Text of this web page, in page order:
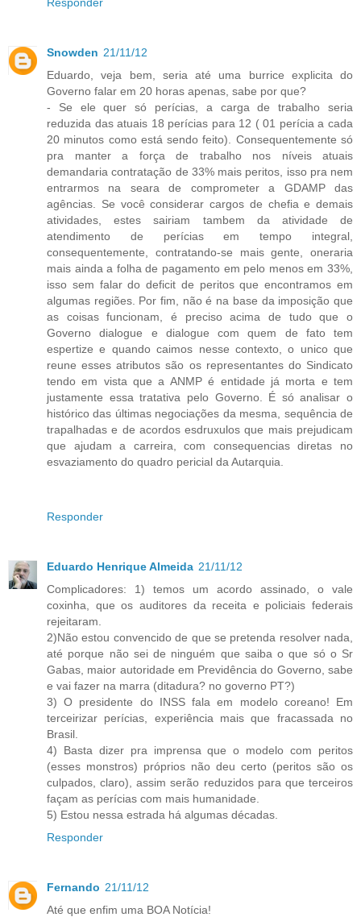
Snowden 21/11/12
Eduardo, veja bem, seria até uma burrice explicita do
Governo falar em 20 horas apenas, sabe por que?
- Se ele quer só perícias, a carga de trabalho seria
reduzida das atuais 18 perícias para 12 ( 01 perícia a cada
20 minutos como está sendo feito). Consequentemente só
pra manter a força de trabalho nos níveis atuais
demandaria contratação de 33% mais peritos, isso pra nem
entrarmos na seara de comprometer a GDAMP das
agências. Se você considerar cargos de chefia e demais
atividades, estes sairiam tambem da atividade de
atendimento de perícias em tempo integral,
consequentemente, contratando-se mais gente, oneraria
mais ainda a folha de pagamento em pelo menos em 33%,
isso sem falar do deficit de peritos que encontramos em
algumas regiões. Por fim, não é na base da imposição que
as coisas funcionam, é preciso acima de tudo que o
Governo dialogue e dialogue com quem de fato tem
espertize e quando caimos nesse contexto, o unico que
reune esses atributos são os representantes do Sindicato
tendo em vista que a ANMP é entidade já morta e tem
justamente essa tratativa pelo Governo. É só analisar o
histórico das últimas negociações da mesma, sequência de
trapalhadas e de acordos esdruxulos que mais prejudicam
que ajudam a carreira, com consequencias diretas no
esvaziamento do quadro pericial da Autarquia.
Responder
Eduardo Henrique Almeida 21/11/12
Complicadores: 1) temos um acordo assinado, o vale
coxinha, que os auditores da receita e policiais federais
rejeitaram.
2)Não estou convencido de que se pretenda resolver nada,
até porque não sei de ninguém que saiba o que só o Sr
Gabas, maior autoridade em Previdência do Governo, sabe
e vai fazer na marra (ditadura? no governo PT?)
3) O presidente do INSS fala em modelo coreano! Em
terceirizar perícias, experiência mais que fracassada no
Brasil.
4) Basta dizer pra imprensa que o modelo com peritos
(esses monstros) próprios não deu certo (peritos são os
culpados, claro), assim serão reduzidos para que terceiros
façam as perícias com mais humanidade.
5) Estou nessa estrada há algumas décadas.
Responder
Fernando 21/11/12
Até que enfim uma BOA Notícia!